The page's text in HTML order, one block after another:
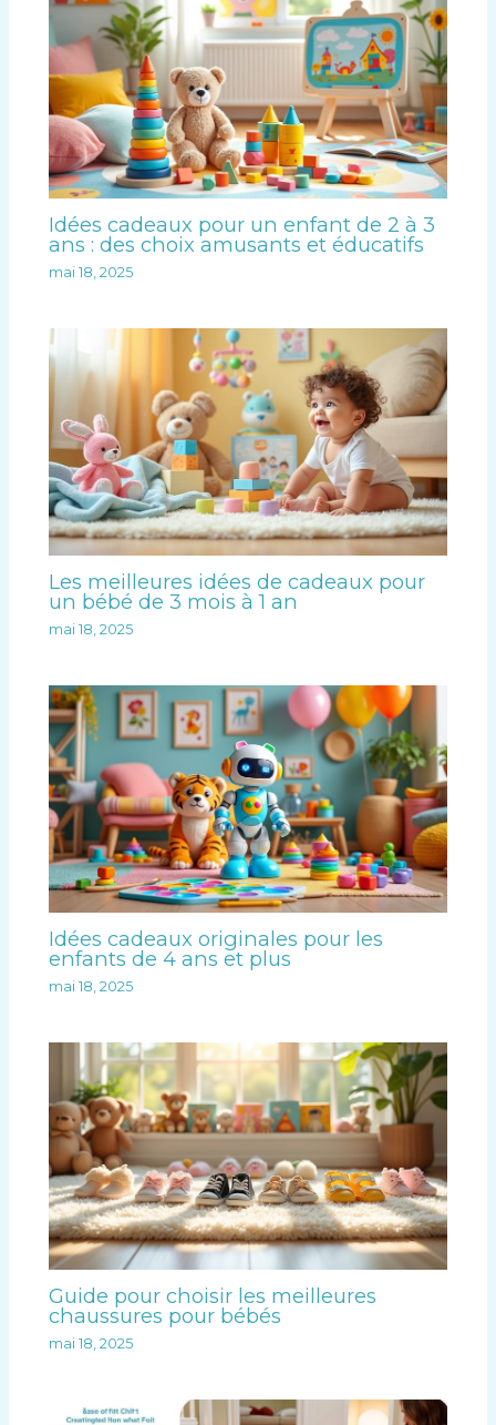
Idées cadeaux pour un enfant de 2 à 3
ans : des choix amusants et éducatifs
mai 18, 2025
Les meilleures idées de cadeaux pour
un bébé de 3 mois à 1 an
mai 18, 2025
Idées cadeaux originales pour les
enfants de 4 ans et plus
mai 18, 2025
Guide pour choisir les meilleures
chaussures pour bébés
mai 18, 2025